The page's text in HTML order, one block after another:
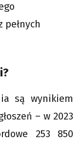
pełnych
są wynikiem
– w 2023
253 850